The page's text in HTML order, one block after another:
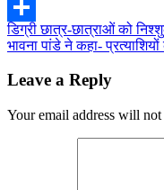
Twitter
Share
Post
navigation
डिग्री छात्र-छात्राओं को
भावना पांडे ने कहा-
Leave a Reply
Your email address will not